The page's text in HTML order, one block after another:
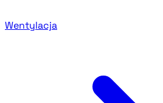
Wentylacja